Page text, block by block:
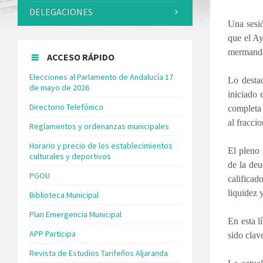
Una
que el
Lo
iniciado
al
El pleno
de la
liquidez
En esta
sido
DELEGACIONES
ACCESO RÁPIDO
Elecciones al Parlamento de Andalucía 17
de mayo de 2026
Directorio Telefónico
Reglamentos y ordenanzas municipales
Horario y precio de los establecimientos
culturales y deportivos
PGOU
Biblioteca Municipal
Plan Emergencia Municipal
APP Participa
Revista de Estudios Tarifeños Aljaranda